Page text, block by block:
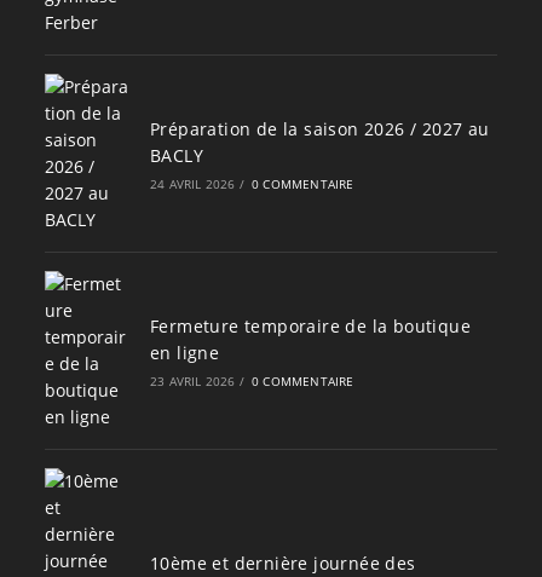
Préparation de la saison 2026 / 2027 au
BACLY
24 AVRIL 2026 / 0 COMMENTAIRE
Fermeture temporaire de la boutique
en ligne
23 AVRIL 2026 / 0 COMMENTAIRE
10ème et dernière journée des